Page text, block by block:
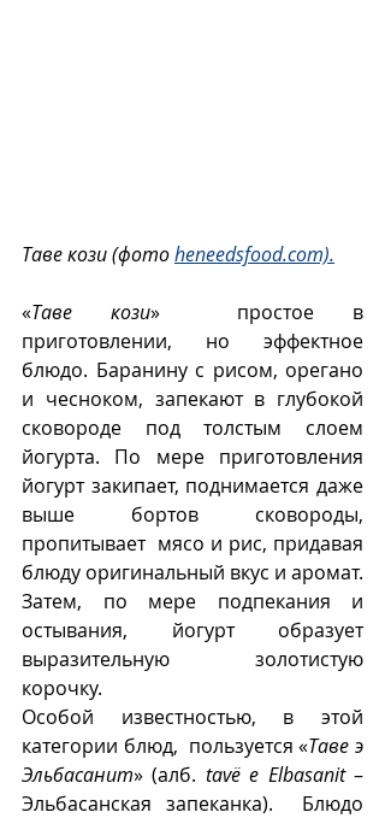
Таве кози (фото heneedsfood.com).
«Таве кози»  простое в
приготовлении, но эффектное
блюдо. Баранину с рисом, орегано
и чесноком, запекают в глубокой
сковороде под толстым слоем
йогурта. По мере приготовления
йогурт закипает, поднимается даже
выше бортов сковороды,
пропитывает  мясо и рис, придавая
блюду оригинальный вкус и аромат.
Затем, по мере подпекания и
остывания, йогурт образует
выразительную золотистую
корочку.
Особой известностью, в этой
категории блюд,  пользуется «Таве э
Эльбасанит» (алб. tavë e Elbasanit –
Эльбасанская запеканка).  Блюдо